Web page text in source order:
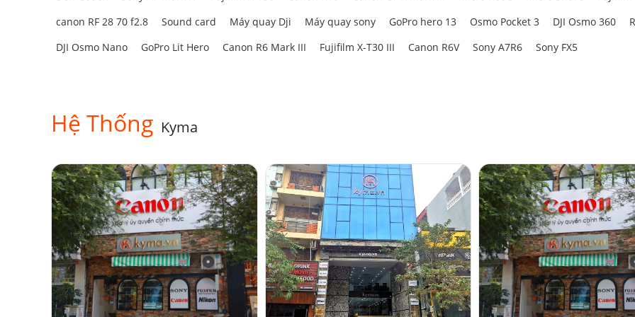
3. Điều chỉnh công suất linh hoạt 5 mức
Đèn flash Godox Macro Ring ML150 hỗ trợ điều chỉnh công suất thủ công với 5 mức:
1/1
1/2
1/4
1/8
1/16
canon RF 28 70 f2.8
Sound card Máy quay Dji Máy quay sony GoPro hero 13 Osmo Pocket 3 DJI Osmo 360
DJI Osmo Nano
GoPro Lit Hero Canon R6 Mark III Fujifilm X-T30 III Canon R6V Sony A7R6 Sony FX5
Hệ Thống Kyma